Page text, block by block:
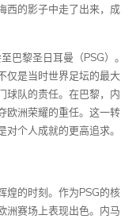
西的影子中走了出来，成
巴黎圣日耳曼（PSG）。
仅是当时世界足坛的最大
球队的责任。在巴黎，内
欧洲荣耀的重任。这一转
个人成就的更高追求。
煌的时刻。作为PSG的核
洲赛场上表现出色。内马